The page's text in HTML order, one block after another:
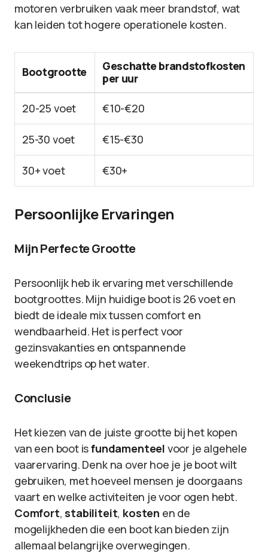
motoren verbruiken vaak meer brandstof, wat
kan leiden tot hogere operationele kosten.
Bootgrootte
Geschatte brandstofkosten
per uur
20-25 voet €10-€20
25-30 voet €15-€30
30+ voet €30+
Persoonlijke Ervaringen
Mijn Perfecte Grootte
Persoonlijk heb ik ervaring met verschillende
bootgroottes. Mijn huidige boot is 26 voet en
biedt de ideale mix tussen comfort en
wendbaarheid. Het is perfect voor
gezinsvakanties en ontspannende
weekendtrips op het water.
Conclusie
Het kiezen van de juiste grootte bij het kopen
van een boot isfundamenteel voor je algehele
vaarervaring. Denk na over hoe je je boot wilt
gebruiken, met hoeveel mensen je doorgaans
vaart en welke activiteiten je voor ogen hebt.
Comfort, stabiliteit, kosten en de
mogelijkheden die een boot kan bieden zijn
allemaal belangrijke overwegingen.